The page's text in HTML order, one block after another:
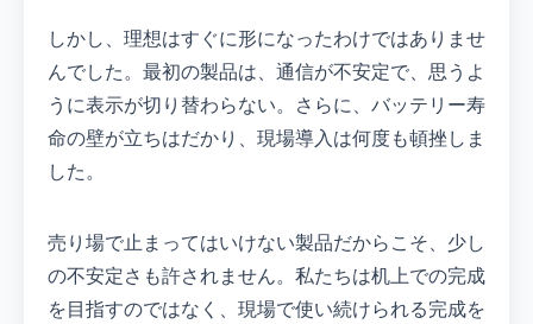
しかし、理想はすぐに形になったわけではありませ
んでした。最初の製品は、通信が不安定で、思うよ
うに表示が切り替わらない。さらに、バッテリー寿
命の壁が立ちはだかり、現場導入は何度も頓挫しま
した。
売り場で止まってはいけない製品だからこそ、少し
の不安定さも許されません。私たちは机上での完成
を目指すのではなく、現場で使い続けられる完成を